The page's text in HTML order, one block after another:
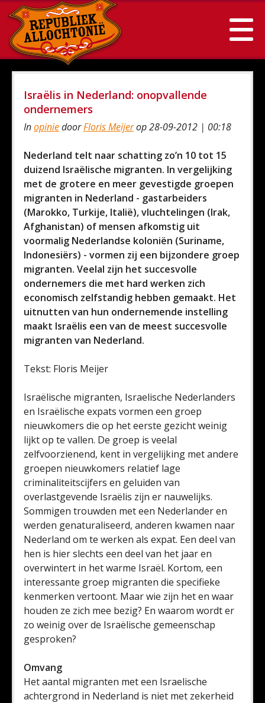
Israëlis in Nederland: onopvallende
ondernemers
InopiniedoorFloris Meijerop 28-09-2012 | 00:18
Nederland telt naar schatting zo’n 10 tot 15
duizend Israëlische migranten. In vergelijking
met de grotere en meer gevestigde groepen
migranten in Nederland - gastarbeiders
(Marokko, Turkije, Italië), vluchtelingen (Irak,
Afghanistan) of mensen afkomstig uit
voormalig Nederlandse koloniën (Suriname,
Indonesiërs) - vormen zij een bijzondere groep
migranten. Veelal zijn het succesvolle
ondernemers die met hard werken zich
economisch zelfstandig hebben gemaakt. Het
uitnutten van hun ondernemende instelling
maakt Israëlis een van de meest succesvolle
migranten van Nederland.
Tekst: Floris Meijer
Israëlische migranten, Israelische Nederlanders
en Israëlische expats vormen een groep
nieuwkomers die op het eerste gezicht weinig
lijkt op te vallen. De groep is veelal
zelfvoorzienend, kent in vergelijking met andere
groepen nieuwkomers relatief lage
criminaliteitscijfers en geluiden van
overlastgevende Israëlis zijn er nauwelijks.
Sommigen trouwden met een Nederlander en
werden genaturaliseerd, anderen kwamen naar
Nederland om te werken als expat. Een deel van
hen is hier slechts een deel van het jaar en
overwintert in het warme Israël. Kortom, een
interessante groep migranten die specifieke
kenmerken vertoont. Maar wie zijn het en waar
houden ze zich mee bezig? En waarom wordt er
zo weinig over de Israëlische gemeenschap
gesproken?
Omvang
Het aantal migranten met een Israelische
achtergrond in Nederland is niet met zekerheid